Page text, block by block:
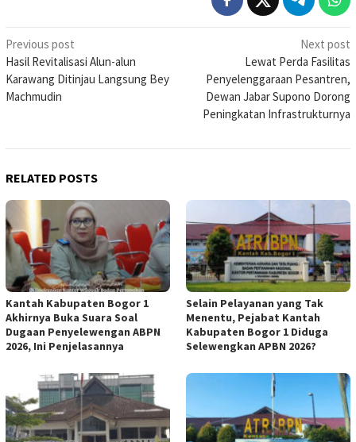
Post
navigation
Previous post
Hasil Revitalisasi Alun-alun
Karawang Ditinjau Langsung Bey
Machmudin
Next post
Lewat Perda Fasilitas
Penyelenggaraan Pesantren,
Dewan Jabar Supono Dorong
Peningkatan Infrastrukturnya
RELATED POSTS
Kantah Kabupaten Bogor 1
Akhirnya Buka Suara Soal
Dugaan Penyelewengan ABPN
2026, Ini Penjelasannya
Selain Pelayanan yang Tak
Menentu, Pejabat Kantah
Kabupaten Bogor 1 Diduga
Selewengkan APBN 2026?